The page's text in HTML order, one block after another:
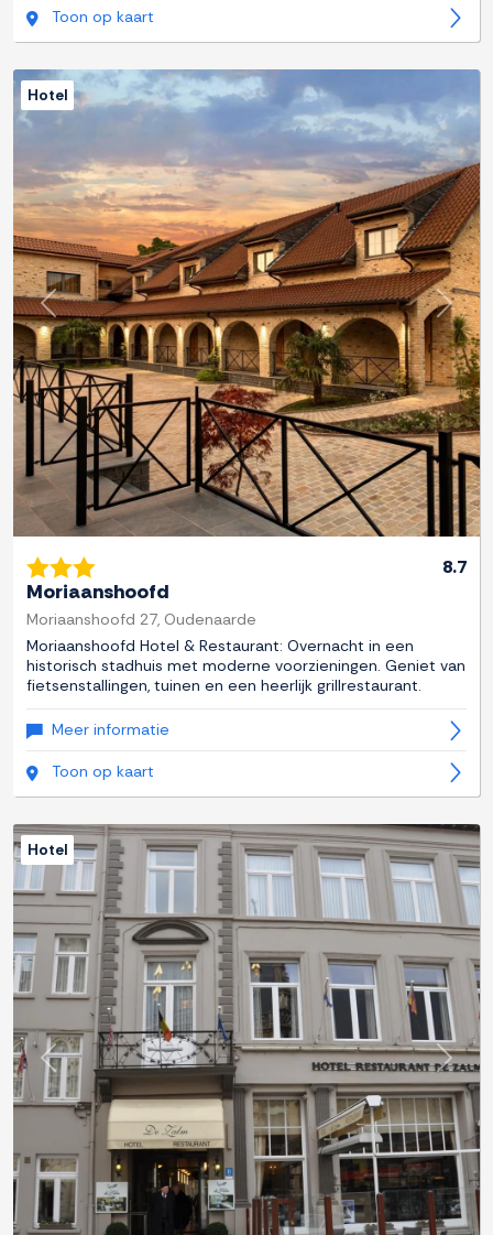
Toon op kaart
Previous Next
Hotel
8.7
Moriaanshoofd
Moriaanshoofd 27, Oudenaarde
Moriaanshoofd Hotel & Restaurant: Overnacht in een
historisch stadhuis met moderne voorzieningen. Geniet van
fietsenstallingen, tuinen en een heerlijk grillrestaurant.
Meer informatie
Toon op kaart
Previous Next
Hotel